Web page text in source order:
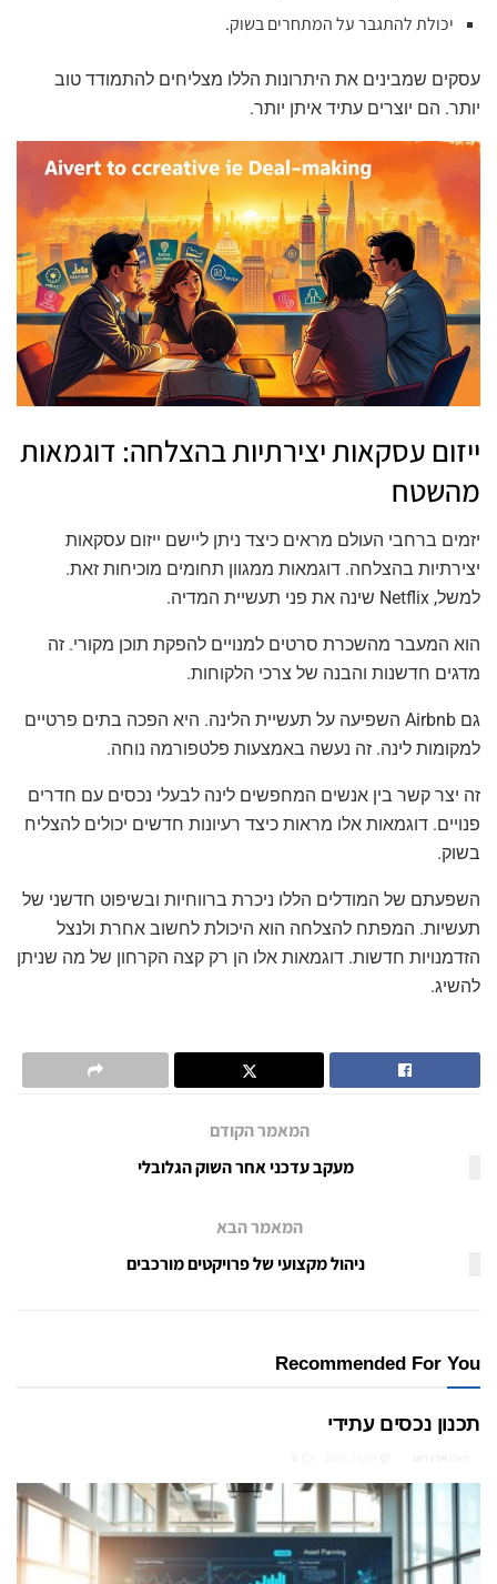
יכולת להתגבר על המתחרים בשוק.
עסקים שמבינים את היתרונות הללו מצליחים להתמודד טוב
יותר. הם יוצרים עתיד איתן יותר.
ייזום עסקאות יצירתיות בהצלחה: דוגמאות
מהשטח
יזמים ברחבי העולם מראים כיצד ניתן ליישם ייזום עסקאות
יצירתיות בהצלחה. דוגמאות ממגוון תחומים מוכיחות זאת.
למשל, Netflix שינה את פני תעשיית המדיה.
הוא המעבר מהשכרת סרטים למנויים להפקת תוכן מקורי. זה
מדגים חדשנות והבנה של צרכי הלקוחות.
גם Airbnb השפיעה על תעשיית הלינה. היא הפכה בתים פרטיים
למקומות לינה. זה נעשה באמצעות פלטפורמה נוחה.
זה יצר קשר בין אנשים המחפשים לינה לבעלי נכסים עם חדרים
פנויים. דוגמאות אלו מראות כיצד רעיונות חדשים יכולים להצליח
בשוק.
השפעתם של המודלים הללו ניכרת ברווחיות ובשיפוט חדשני של
תעשיות. המפתח להצלחה הוא היכולת לחשוב אחרת ולנצל
הזדמנויות חדשות. דוגמאות אלו הן רק קצה הקרחון של מה שניתן
להשיג.
המאמר הקודם
מעקב עדכני אחר השוק הגלובלי
המאמר הבא
ניהול מקצועי של פרויקטים מורכבים
Recommended For You
תכנון נכסים עתידי